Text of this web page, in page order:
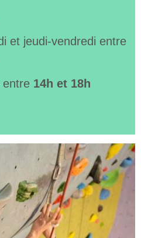
et jeudi-vendredi entre
entre 14h et 18h